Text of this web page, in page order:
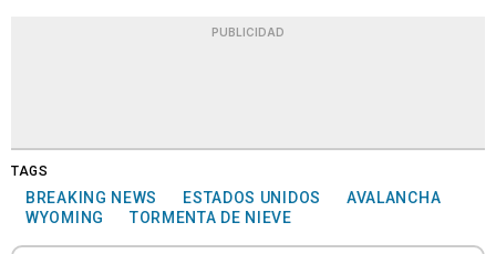
PUBLICIDAD
TAGS
BREAKING NEWS ESTADOS UNIDOS
AVALANCHA
WYOMING
TORMENTA DE NIEVE